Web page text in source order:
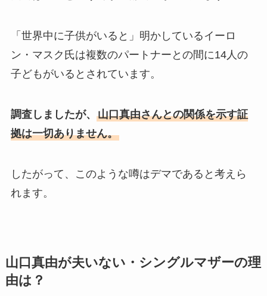
「世界中に子供がいると」明かしているイーロ
ン・マスク氏は複数のパートナーとの間に14人の
子どもがいるとされています。
調査しましたが、 山口真由さんとの関係を示す証
拠は一切ありません。
したがって、このような噂はデマであると考えら
れます。
山口真由が夫いない・シングルマザーの理
由は？